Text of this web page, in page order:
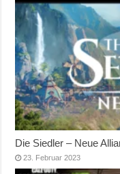
Die Siedler – Neue
23. Februar 2023